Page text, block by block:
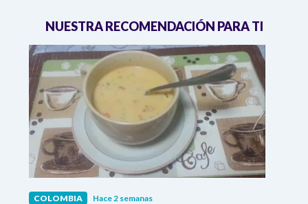
NUESTRA RECOMENDACIÓN PARA TI
COLOMBIA Hace 2 semanas